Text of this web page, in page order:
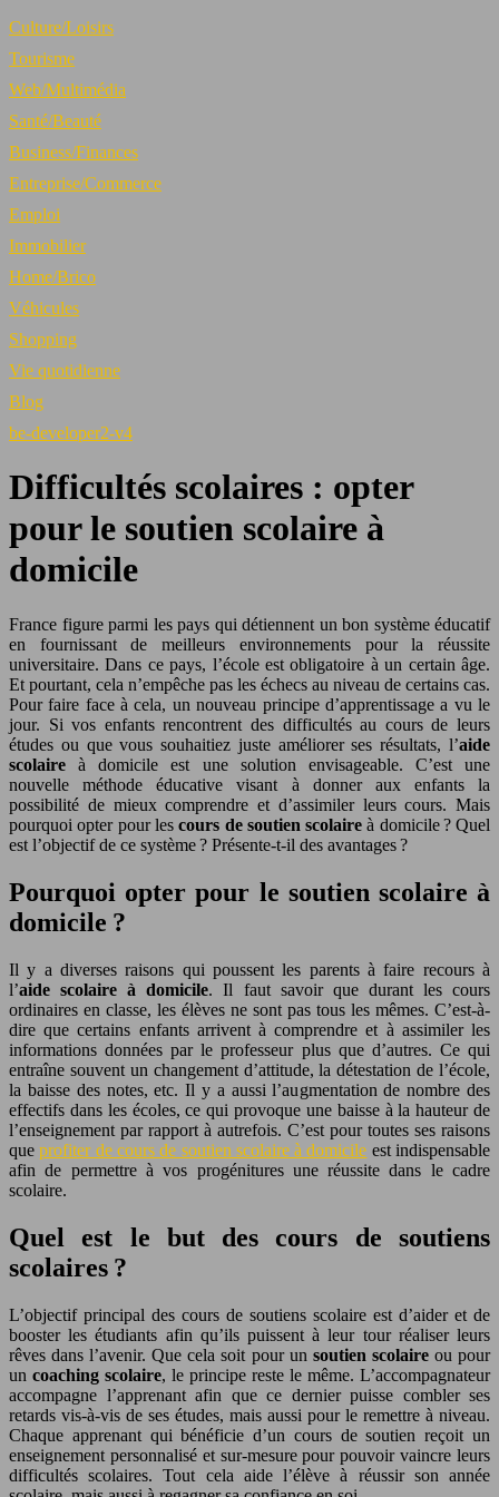
Culture/Loisirs
Tourisme
Web/Multimédia
Santé/Beauté
Business/Finances
Entreprise/Commerce
Emploi
Immobilier
Home/Brico
Véhicules
Shopping
Vie quotidienne
Blog
be-developer2-v4
Difficultés scolaires : opter
pour le soutien scolaire à
domicile
France figure parmi les pays qui détiennent un bon système éducatif
en fournissant de meilleurs environnements pour la réussite
universitaire. Dans ce pays, l’école est obligatoire à un certain âge.
Et pourtant, cela n’empêche pas les échecs au niveau de certains cas.
Pour faire face à cela, un nouveau principe d’apprentissage a vu le
jour. Si vos enfants rencontrent des difficultés au cours de leurs
études ou que vous souhaitiez juste améliorer ses résultats, l’aide
scolaireà domicile est une solution envisageable. C’est une
nouvelle méthode éducative visant à donner aux enfants la
possibilité de mieux comprendre et d’assimiler leurs cours. Mais
pourquoi opter pour lescours de soutien scolaire à domicile ? Quel
est l’objectif de ce système ? Présente-t-il des avantages ?
Pourquoi opter pour le soutien scolaire à
domicile ?
Il y a diverses raisons qui poussent les parents à faire recours à
l’aide scolaire à domicile. Il faut savoir que durant les cours
ordinaires en classe, les élèves ne sont pas tous les mêmes. C’est-à-
dire que certains enfants arrivent à comprendre et à assimiler les
informations données par le professeur plus que d’autres. Ce qui
entraîne souvent un changement d’attitude, la détestation de l’école,
la baisse des notes, etc. Il y a aussi l’augmentation de nombre des
effectifs dans les écoles, ce qui provoque une baisse à la hauteur de
l’enseignement par rapport à autrefois. C’est pour toutes ses raisons
queprofiter de cours de soutien scolaire à domicile est indispensable
afin de permettre à vos progénitures une réussite dans le cadre
scolaire.
Quel est le but des cours de soutiens
scolaires ?
L’objectif principal des cours de soutiens scolaire est d’aider et de
booster les étudiants afin qu’ils puissent à leur tour réaliser leurs
rêves dans l’avenir. Que cela soit pour un soutien scolaireou pour
un coaching scolaire, le principe reste le même. L’accompagnateur
accompagne l’apprenant afin que ce dernier puisse combler ses
retards vis-à-vis de ses études, mais aussi pour le remettre à niveau.
Chaque apprenant qui bénéficie d’un cours de soutien reçoit un
enseignement personnalisé et sur-mesure pour pouvoir vaincre leurs
difficultés scolaires. Tout cela aide l’élève à réussir son année